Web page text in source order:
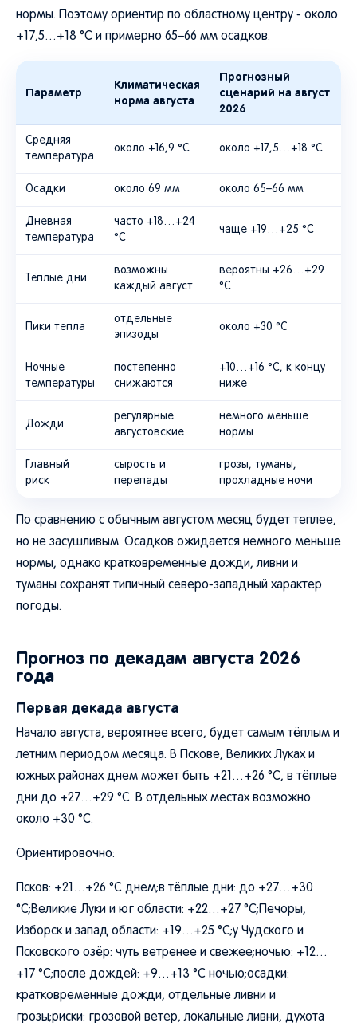
нормы. Поэтому ориентир по областному центру - около
+17,5…+18 °C и примерно 65–66 мм осадков.
Параметр
Климатическая
норма августа
Прогнозный
сценарий на август
2026
Средняя
температура
около +16,9 °C около +17,5…+18 °C
Осадки около 69 мм около 65–66 мм
Дневная
температура
часто +18…+24
°C
чаще +19…+25 °C
Тёплые дни
возможны
каждый август
вероятны +26…+29
°C
Пики тепла
отдельные
эпизоды
около +30 °C
Ночные
температуры
постепенно
снижаются
+10…+16 °C, к концу
ниже
Дожди
регулярные
августовские
немного меньше
нормы
Главный
риск
сырость и
перепады
грозы, туманы,
прохладные ночи
По сравнению с обычным августом месяц будет теплее,
но не засушливым. Осадков ожидается немного меньше
нормы, однако кратковременные дожди, ливни и
туманы сохранят типичный северо-западный характер
погоды.
Прогноз по декадам августа 2026
года
Первая декада августа
Начало августа, вероятнее всего, будет самым тёплым и
летним периодом месяца. В Пскове, Великих Луках и
южных районах днем может быть +21…+26 °C, в тёплые
дни до +27…+29 °C. В отдельных местах возможно
около +30 °C.
Ориентировочно:
Псков: +21…+26 °C днем;в тёплые дни: до +27…+30
°C;Великие Луки и юг области: +22…+27 °C;Печоры,
Изборск и запад области: +19…+25 °C;у Чудского и
Псковского озёр: чуть ветренее и свежее;ночью: +12…
+17 °C;после дождей: +9…+13 °C ночью;осадки:
кратковременные дожди, отдельные ливни и
грозы;риски: грозовой ветер, локальные ливни, духота